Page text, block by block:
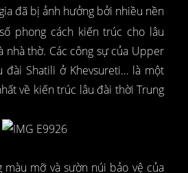
đã bị ảnh hưởng bởi nhiều nền
phong cách kiến trúc cho lâu
nhà thờ. Các công sự của Upper
đài Shatili ở Khevsureti… là một
về kiến trúc lâu đài thời Trung
màu mỡ và sườn núi bảo vệ của